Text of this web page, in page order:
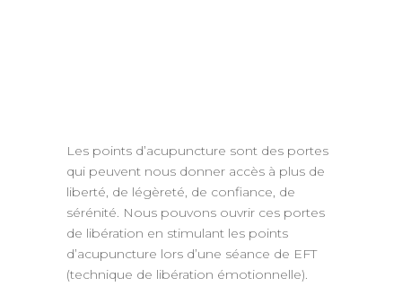
Les points d’acupuncture sont des portes
qui peuvent nous donner accès à plus de
liberté, de légèreté, de confiance, de
sérénité. Nous pouvons ouvrir ces portes
de libération en stimulant les points
d’acupuncture lors d’une séance de EFT
(technique de libération émotionnelle).